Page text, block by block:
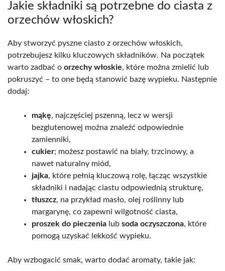
Jakie składniki są potrzebne do ciasta z
orzechów włoskich?
Aby stworzyć pyszne ciasto z orzechów włoskich,
potrzebujesz kilku kluczowych składników. Na początek
warto zadbać o orzechy włoskie, które można zmielić lub
pokruszyć – to one będą stanowić bazę wypieku. Następnie
dodaj:
mąkę, najczęściej pszenną, lecz w wersji
bezglutenowej można znaleźć odpowiednie
zamienniki,
cukier; możesz postawić na biały, trzcinowy, a
nawet naturalny miód,
jajka, które pełnią kluczową rolę, łącząc wszystkie
składniki i nadając ciastu odpowiednią strukturę,
tłuszcz, na przykład masło, olej roślinny lub
margarynę, co zapewni wilgotność ciasta,
proszek do pieczenia lub soda oczyszczona, które
pomogą uzyskać lekkość wypieku.
Aby wzbogacić smak, warto dodać aromaty, takie jak: